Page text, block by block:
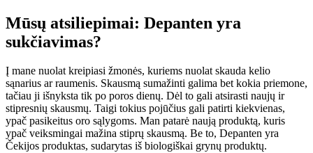
Mūsų atsiliepimai: Depanten yra
sukčiavimas?
Į mane nuolat kreipiasi žmonės, kuriems nuolat skauda kelio
sąnarius ar raumenis. Skausmą sumažinti galima bet kokia priemone,
tačiau ji išnyksta tik po poros dienų. Dėl to gali atsirasti naujų ir
stipresnių skausmų. Taigi tokius pojūčius gali patirti kiekvienas,
ypač pasikeitus oro sąlygoms. Man patarė naują produktą, kuris
ypač veiksmingai mažina stiprų skausmą. Be to, Depanten yra
Čekijos produktas, sudarytas iš biologiškai grynų produktų.